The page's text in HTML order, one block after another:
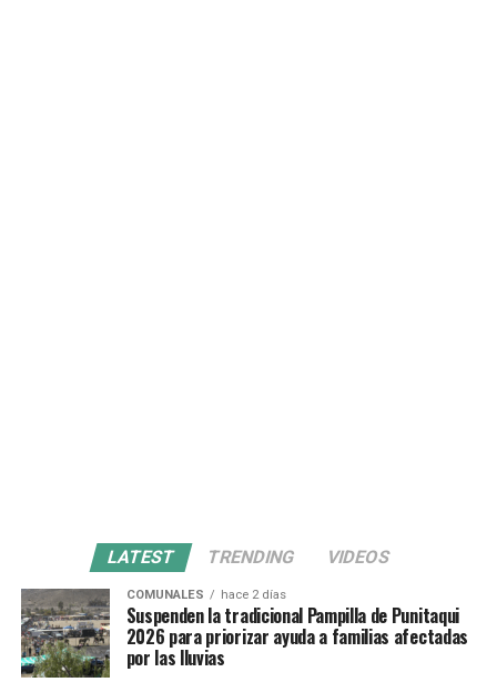
LATEST TRENDING VIDEOS
COMUNALES hace 2 días
Suspenden la tradicional Pampilla de Punitaqui
2026 para priorizar ayuda a familias afectadas
por las lluvias